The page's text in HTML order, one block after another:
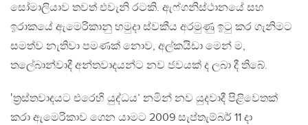
සෝමාලියාව තවත් එවැනි රටකි. ඇෆ්ගනිස්ථානයේ සහ
ඉරාකයේ ඇමෙරිකානු හමුදා ස්වකීය අරමුණු ඉටු කර ගැනිමට
සමත්ව නැතිවා පමණක් නොව, අල්කයිඩා මෙන් ම,
තලේබාන්වාදී අන්තවාදයන්ට නව ජවයක් ද ලබා දී තිබේ.
‛ත්‍රස්තවාදයට එරෙහි යුද්ධය’ නමින් නව යුදවාදී පිළිවෙතක්
කරා ඇමෙරිකාව ගෙන යාමට 2009 සැප්තැම්බර් 11 දා